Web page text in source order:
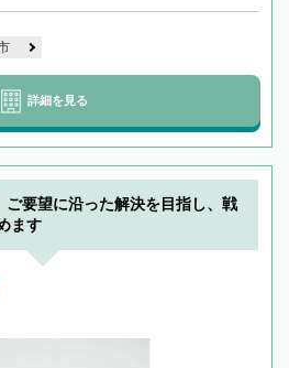
詳細を見る
ご要望に沿った解決を目指し、戦
ます